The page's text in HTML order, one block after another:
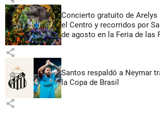
Concierto gratuito de Arelys
el Centro y recorridos por
de agosto en la Feria de las
share
Santos respaldó a Neymar
la Copa de Brasil
share